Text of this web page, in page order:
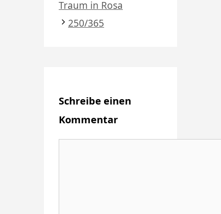
Traum in Rosa
250/365
Schreibe einen
Kommentar